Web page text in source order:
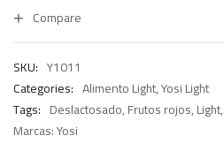
Compare
SKU: Y1011
Categories: Alimento Light,Yosi Light
Tags: Deslactosado,Frutos rojos,Light,
Marcas:Yosi